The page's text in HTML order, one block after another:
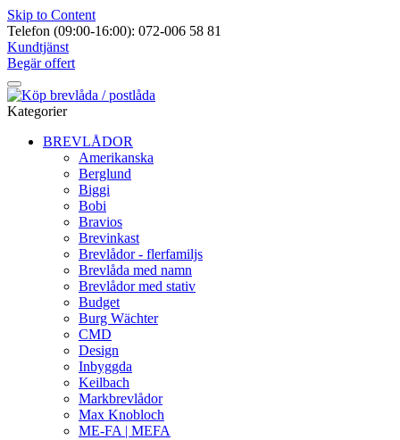
Skip to Content
Telefon (09:00-16:00): 072-006 58 81
Kundtjänst
Begär offert
Kategorier
BREVLÅDOR
Amerikanska
Berglund
Biggi
Bobi
Bravios
Brevinkast
Brevlådor - flerfamiljs
Brevlåda med namn
Brevlådor med stativ
Budget
Burg Wächter
CMD
Design
Inbyggda
Keilbach
Markbrevlådor
Max Knobloch
ME-FA | MEFA